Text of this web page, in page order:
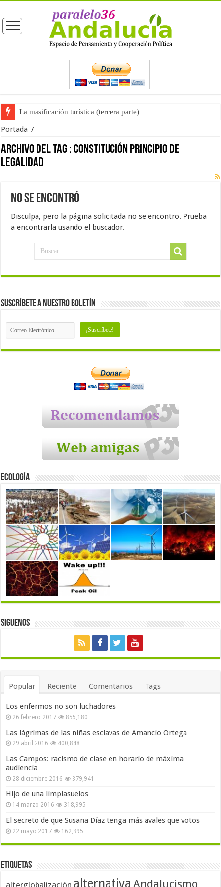
La masificación turística (tercera parte)
Portada /
Archivo del tag :constitución principio de
legalidad
No se encontró
Disculpa, pero la página solicitada no se encontro. Prueba
a encontrarla usando el buscador.
Suscríbete a nuestro Boletín
Ecología
Siguenos
Popular Reciente Comentarios Tags
Los enfermos no son luchadores
26 febrero 2017 855,180
Las lágrimas de las niñas esclavas de Amancio Ortega
29 abril 2016 400,848
Las Campos: racismo de clase en horario de máxima
audiencia
28 diciembre 2016 379,941
Hijo de una limpiasuelos
14 marzo 2016 318,995
El secreto de que Susana Díaz tenga más avales que votos
22 mayo 2017 162,895
Etiquetas
alterglobalización alternativa Andalucismo